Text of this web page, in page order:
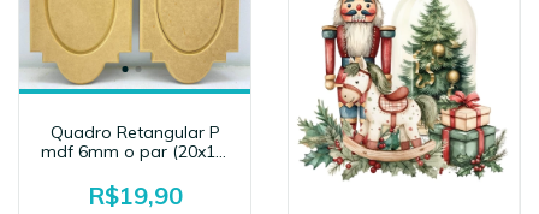
Quadro Retangular P
mdf 6mm o par (20x12)
R$19,90